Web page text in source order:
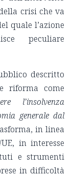
crisi che va
quale l’azione
peculiare
descritto
riforma come
l’insolvenza
generale dal
in linea
in interesse
e strumenti
in difficoltà